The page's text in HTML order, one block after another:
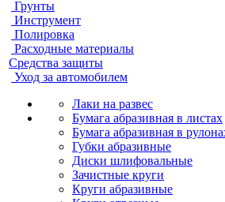
Грунты
Инструмент
Полировка
Расходные материалы
Средства защиты
Уход за автомобилем
Лаки на развес
Бумага абразивная в листах
Бумага абразивная в
Губки абразивные
Диски шлифовальные
Зачистные круги
Круги абразивные